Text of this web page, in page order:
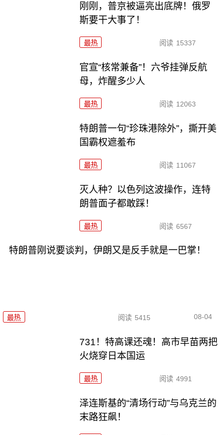
刚刚，普京被逼亮出底牌！俄罗
斯要干大事了！
最热 阅读 15337
官宣“核常兼备”！六爷挂弹反航
母，炸醒多少人
最热 阅读 12063
特朗普一句“珍珠港除外”，撕开美
国霸权遮羞布
最热 阅读 11067
灭人种？以色列这波操作，连特
朗普面子都敢踩！
最热 阅读 6567
特朗普刚说要谈判，伊朗又是反手就是一巴掌！
最热 阅读 5415 08-04
731！特高课还魂！高市早苗两把
火烧穿日本国运
最热 阅读 4991
泽连斯基的“清场行动”与乌克兰的
末路狂飙！